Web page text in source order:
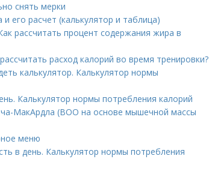
снять мерки
его расчет (калькулятор и таблица)
рассчитать процент содержания жира в
расход калорий во время тренировки?
калькулятор. Калькулятор нормы
Калькулятор нормы потребления калорий
МакАрдла (ВОО на основе мышечной массы
меню
в день. Калькулятор нормы потребления